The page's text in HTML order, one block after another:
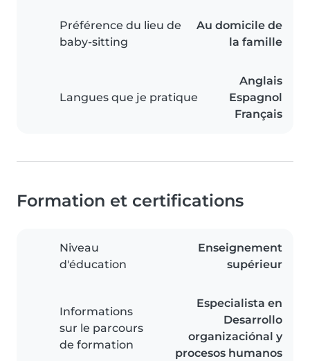
Préférence du lieu de
baby-sitting
Au domicile de
la famille
Langues que je pratique
Anglais
Espagnol
Français
Formation et certifications
Niveau
d'éducation
Enseignement
supérieur
Informations
sur le parcours
de formation
Especialista en
Desarrollo
organizaciónal y
procesos humanos